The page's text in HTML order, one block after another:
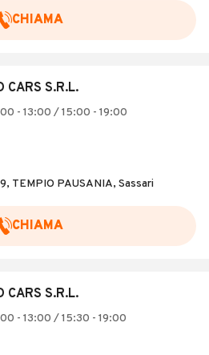
CHIAMA
CARS S.R.L.
- 13:00 / 15:00 - 19:00
TEMPIO PAUSANIA, Sassari
CHIAMA
CARS S.R.L.
- 13:00 / 15:30 - 19:00